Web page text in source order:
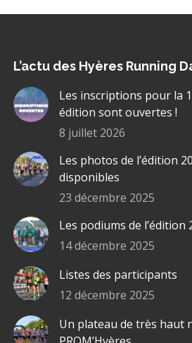
L’actu des Hyères Running
Les inscriptions pour la
édition sont ouvertes !
8 juillet 2026
Les photos de l’édition
disponibles
23 décembre 2025
Les podiums de l’édition
14 décembre 2025
Listes des participants
12 décembre 2025
Un plateau de très haut